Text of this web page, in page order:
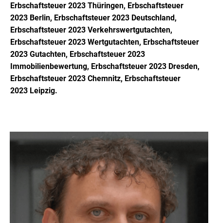
Erbschaftsteuer 2023 Thüringen, Erbschaftsteuer
2023 Berlin, Erbschaftsteuer 2023 Deutschland,
Erbschaftsteuer 2023 Verkehrswertgutachten,
Erbschaftsteuer 2023 Wertgutachten, Erbschaftsteuer
2023 Gutachten, Erbschaftsteuer 2023
Immobilienbewertung, Erbschaftsteuer 2023 Dresden,
Erbschaftsteuer 2023 Chemnitz, Erbschaftsteuer
2023 Leipzig.